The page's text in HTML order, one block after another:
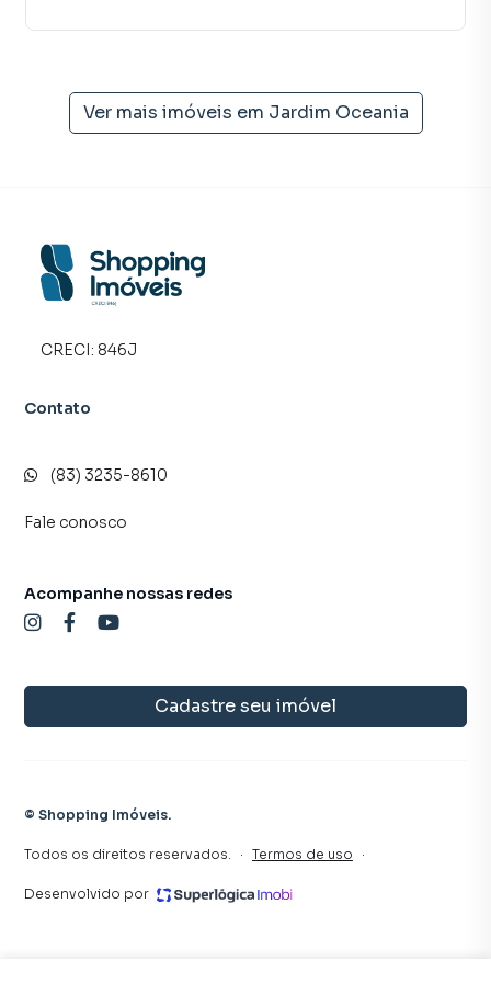
cidades do Brasil, incluindo João Pessoa.
imóvel muito mais rápido do que em imobiliárias
tradicionais. Já vendemos e locamos diversos imóveis em
tendo como consequência uma maior chance de vender ou
alugar seu imóvel mais rápido. Contamos também com um
time de programadores, corretores treinados e uma
proprietários e inquilinos.
Ver mais imóveis em Jardim Oceania
CRECI: 846J
Contato
(83) 3235-8610
Fale conosco
Cadastre seu imóvel
Acompanhe nossas redes
© Shopping Imóveis.
Todos os direitos reservados. · Termos de uso ·
Desenvolvido por